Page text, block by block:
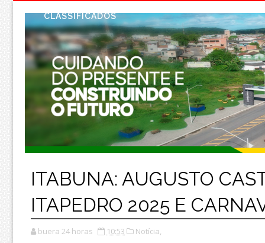
CLASSIFICADOS
ITABUNA: AUGUSTO
ITAPEDRO 2025 E
buera 24 horas 10:53 Notícia,